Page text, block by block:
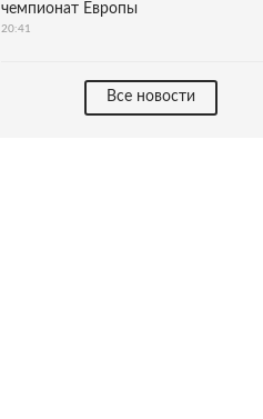
чемпионат Европы
20:41
Все новости